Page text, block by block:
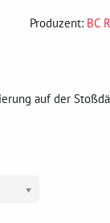
Produzent: BC
auf der